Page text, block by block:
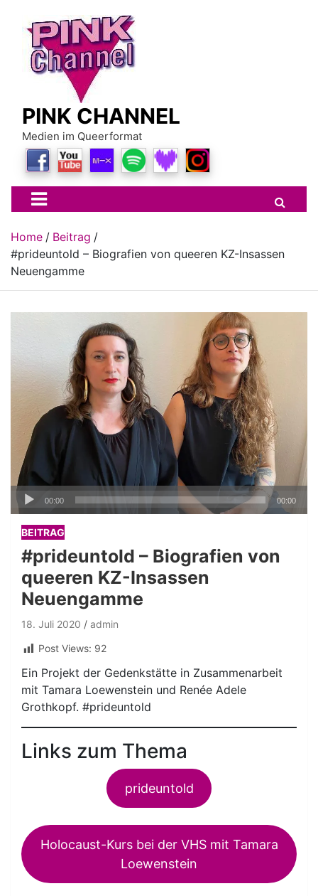
content
PINK CHANNEL
Medien im Queerformat
Home
Beitrag
#prideuntold – Biografien von queeren KZ-Insassen
Neuengamme
Audio-
Player
00:00 00:00
BEITRAG
#prideuntold – Biografien von
queeren KZ-Insassen
Neuengamme
18. Juli 2020
admin
Post Views: 92
Ein Projekt der Gedenkstätte in Zusammenarbeit
mit Tamara Loewenstein und Renée Adele
Grothkopf. #prideuntold
Links zum Thema
prideuntold
Holocaust-Kurs bei der VHS mit Tamara
Loewenstein